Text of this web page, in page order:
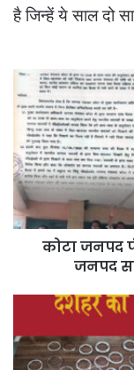
है जिन्हें ये साल दो
कोटा
जनपद
पंचायत
सीईओ
युवराज
सिन्हा
की
जनपद
शिकायत
।
कोटा जनपद
जनपद
कोटा
पुलिस